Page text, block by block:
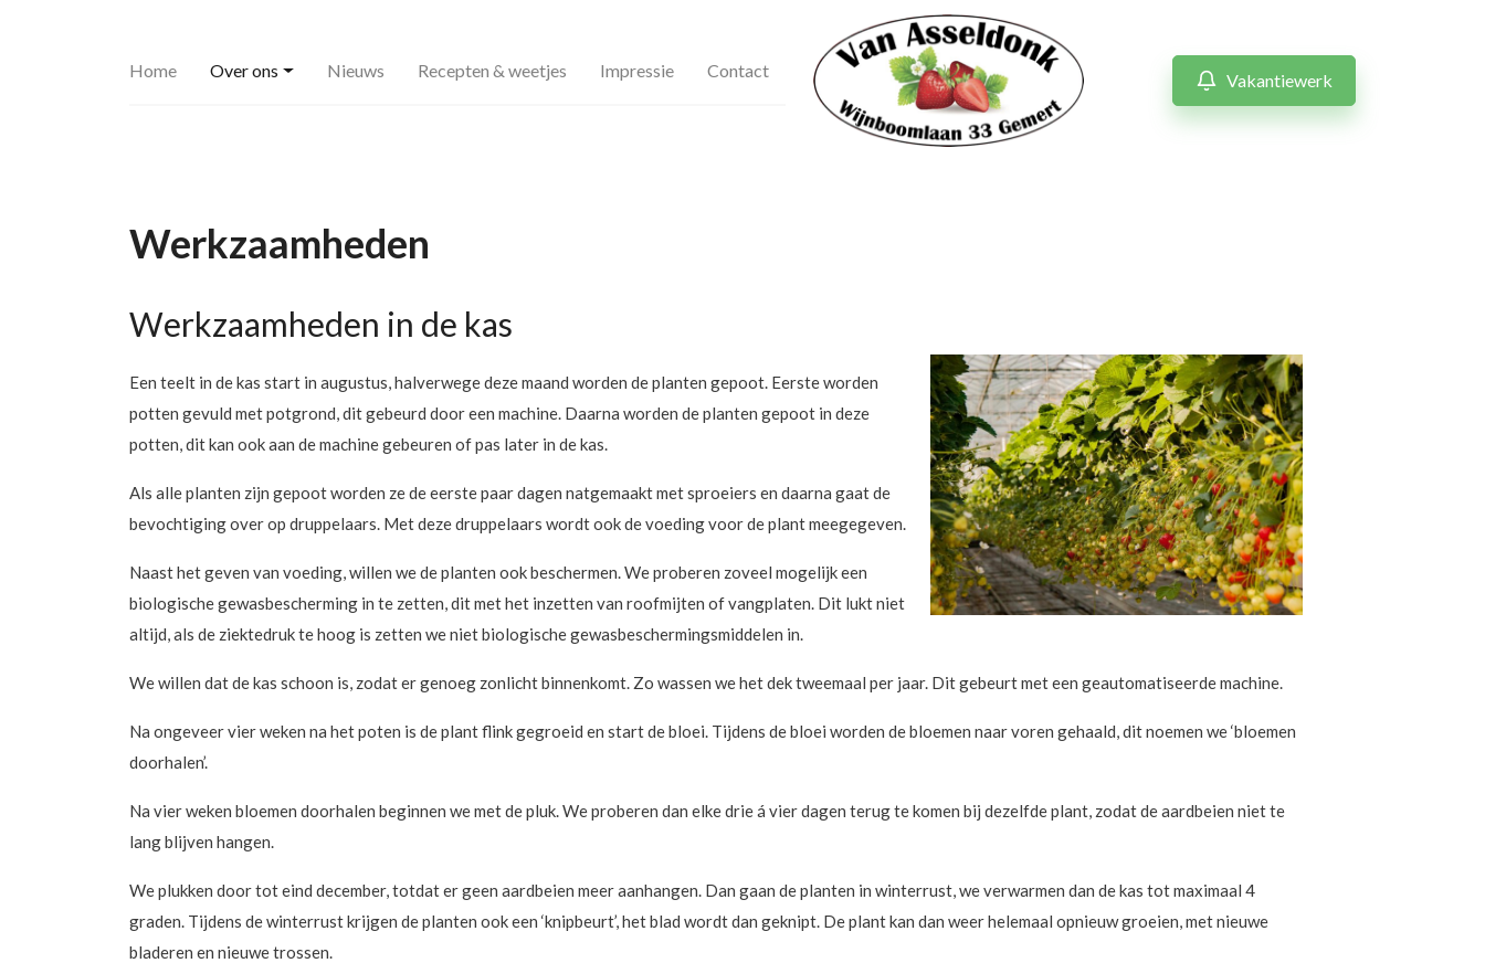
Home Over ons Nieuws Recepten & weetjes Impressie Contact Vakantiewerk
Werkzaamheden
Werkzaamheden in de kas
Een teelt in de kas start in augustus, halverwege deze maand worden de planten gepoot. Eerste worden
potten gevuld met potgrond, dit gebeurd door een machine. Daarna worden de planten gepoot in deze
potten, dit kan ook aan de machine gebeuren of pas later in de kas.
Als alle planten zijn gepoot worden ze de eerste paar dagen natgemaakt met sproeiers en daarna gaat de
bevochtiging over op druppelaars. Met deze druppelaars wordt ook de voeding voor de plant meegegeven.
Naast het geven van voeding, willen we de planten ook beschermen. We proberen zoveel mogelijk een
biologische gewasbescherming in te zetten, dit met het inzetten van roofmijten of vangplaten. Dit lukt niet
altijd, als de ziektedruk te hoog is zetten we niet biologische gewasbeschermingsmiddelen in.
We willen dat de kas schoon is, zodat er genoeg zonlicht binnenkomt. Zo wassen we het dek tweemaal per jaar. Dit gebeurt met een geautomatiseerde machine.
Na ongeveer vier weken na het poten is de plant flink gegroeid en start de bloei. Tijdens de bloei worden de bloemen naar voren gehaald, dit noemen we ‘bloemen
doorhalen’.
Na vier weken bloemen doorhalen beginnen we met de pluk. We proberen dan elke drie á vier dagen terug te komen bij dezelfde plant, zodat de aardbeien niet te
lang blijven hangen.
We plukken door tot eind december, totdat er geen aardbeien meer aanhangen. Dan gaan de planten in winterrust, we verwarmen dan de kas tot maximaal 4
graden. Tijdens de winterrust krijgen de planten ook een ‘knipbeurt’, het blad wordt dan geknipt. De plant kan dan weer helemaal opnieuw groeien, met nieuwe
bladeren en nieuwe trossen.